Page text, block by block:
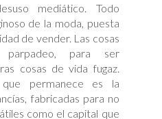
mediático. Todo
de la moda, puesta
de vender. Las cosas
para ser
cosas de vida fugaz.
permanece es la
fabricadas para no
como el capital que